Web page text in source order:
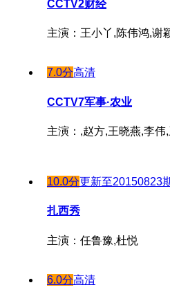
CCTV2财经
主演：王小丫,陈伟鸿,谢
7.0分高清
CCTV7军事·农业
主演：,赵方,王晓燕,李伟
10.0分更新至20150823
扎西秀
主演：任鲁豫,杜悦
6.0分高清